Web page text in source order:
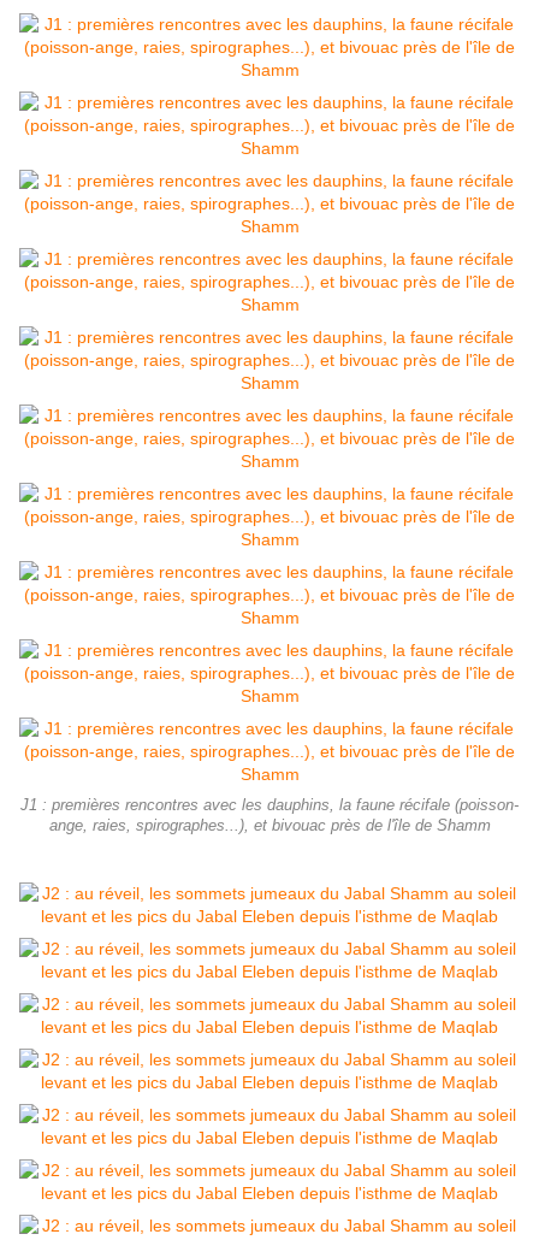
J1 : premières rencontres avec les dauphins, la faune récifale (poisson-
ange, raies, spirographes...), et bivouac près de l'île de Shamm